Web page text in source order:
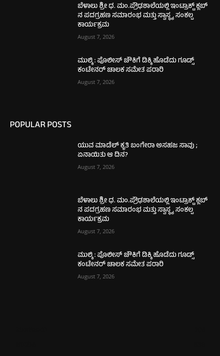
ಬೆಳಾಲು ಶ್ರೀ ಧ. ಮಂ.ಪ್ರೌಢಶಾಲೆಯಲ್ಲಿ ಇಂಟ್ರಾಕ್ಟ್ ಕ್ಲಬ್
ನ ಪದಗ್ರಹಣ ಸಮಾರಂಭ ಮತ್ತು ಸ್ವಾಸ್ಥ್ಯ ಸಂಕಲ್ಪ
ಕಾರ್ಯಕ್ರಮ
August 7, 2026
ಮುಲ್ಕಿ : ಪೊಲೀಸ್ ಚೌಕಿಗೆ ಡಿಕ್ಕಿ ಹೊಡೆದು ಗೂಡ್ಸ್
ಕಂಟೇನರ್ ಚಾಲಕ ಸಮೇತ ಪರಾರಿ
August 7, 2026
POPULAR POSTS
ಯುವ ಮಾಡೆಲ್ ಕೃತಿ ಬಂಗೇರಾ ಅಸಹಜ ಸಾವು ;
ಏನಾಯಿತು ಆ ದಿನ?
August 7, 2026
ಬೆಳಾಲು ಶ್ರೀ ಧ. ಮಂ.ಪ್ರೌಢಶಾಲೆಯಲ್ಲಿ ಇಂಟ್ರಾಕ್ಟ್ ಕ್ಲಬ್
ನ ಪದಗ್ರಹಣ ಸಮಾರಂಭ ಮತ್ತು ಸ್ವಾಸ್ಥ್ಯ ಸಂಕಲ್ಪ
ಕಾರ್ಯಕ್ರಮ
August 7, 2026
ಮುಲ್ಕಿ : ಪೊಲೀಸ್ ಚೌಕಿಗೆ ಡಿಕ್ಕಿ ಹೊಡೆದು ಗೂಡ್ಸ್
ಕಂಟೇನರ್ ಚಾಲಕ ಸಮೇತ ಪರಾರಿ
August 7, 2026